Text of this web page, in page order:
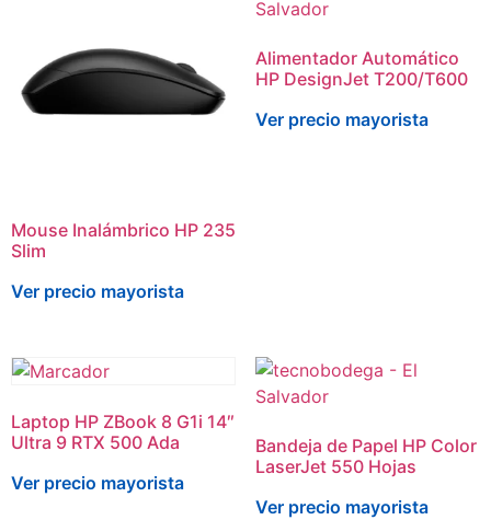
Mouse Inalámbrico HP 235
Slim
Ver precio mayorista
Alimentador Automático
HP DesignJet T200/T600
Ver precio mayorista
Laptop HP ZBook 8 G1i 14″
Ultra 9 RTX 500 Ada
Ver precio mayorista
Bandeja de Papel HP Color
LaserJet 550 Hojas
Ver precio mayorista